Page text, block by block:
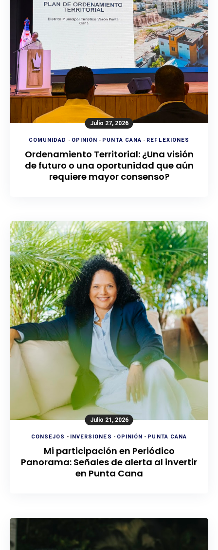
Julio 27, 2026
COMUNIDAD - OPINIÓN - PUNTA CANA - REFLEXIONES
Ordenamiento Territorial: ¿Una visión
de futuro o una oportunidad que aún
requiere mayor consenso?
Julio 21, 2026
CONSEJOS - INVERSIONES - OPINIÓN - PUNTA CANA
Mi participación en Periódico
Panorama: Señales de alerta al invertir
en Punta Cana